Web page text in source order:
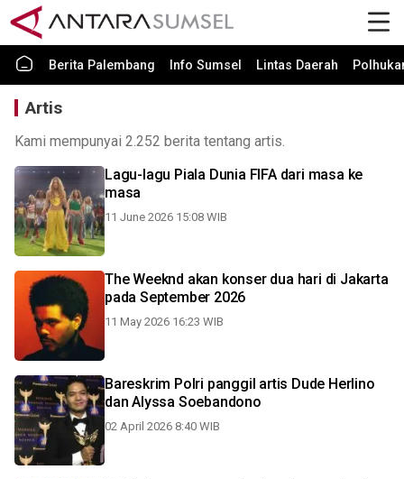
Berita Palembang Info Sumsel Lintas Daerah
Artis
Kami mempunyai 2.252 berita tentang artis.
Lagu-lagu Piala Dunia FIFA dari masa ke
masa
11 June 2026 15:08 WIB
The Weeknd akan konser dua hari di Jakarta
pada September 2026
11 May 2026 16:23 WIB
Bareskrim Polri panggil artis Dude Herlino
dan Alyssa Soebandono
02 April 2026 8:40 WIB